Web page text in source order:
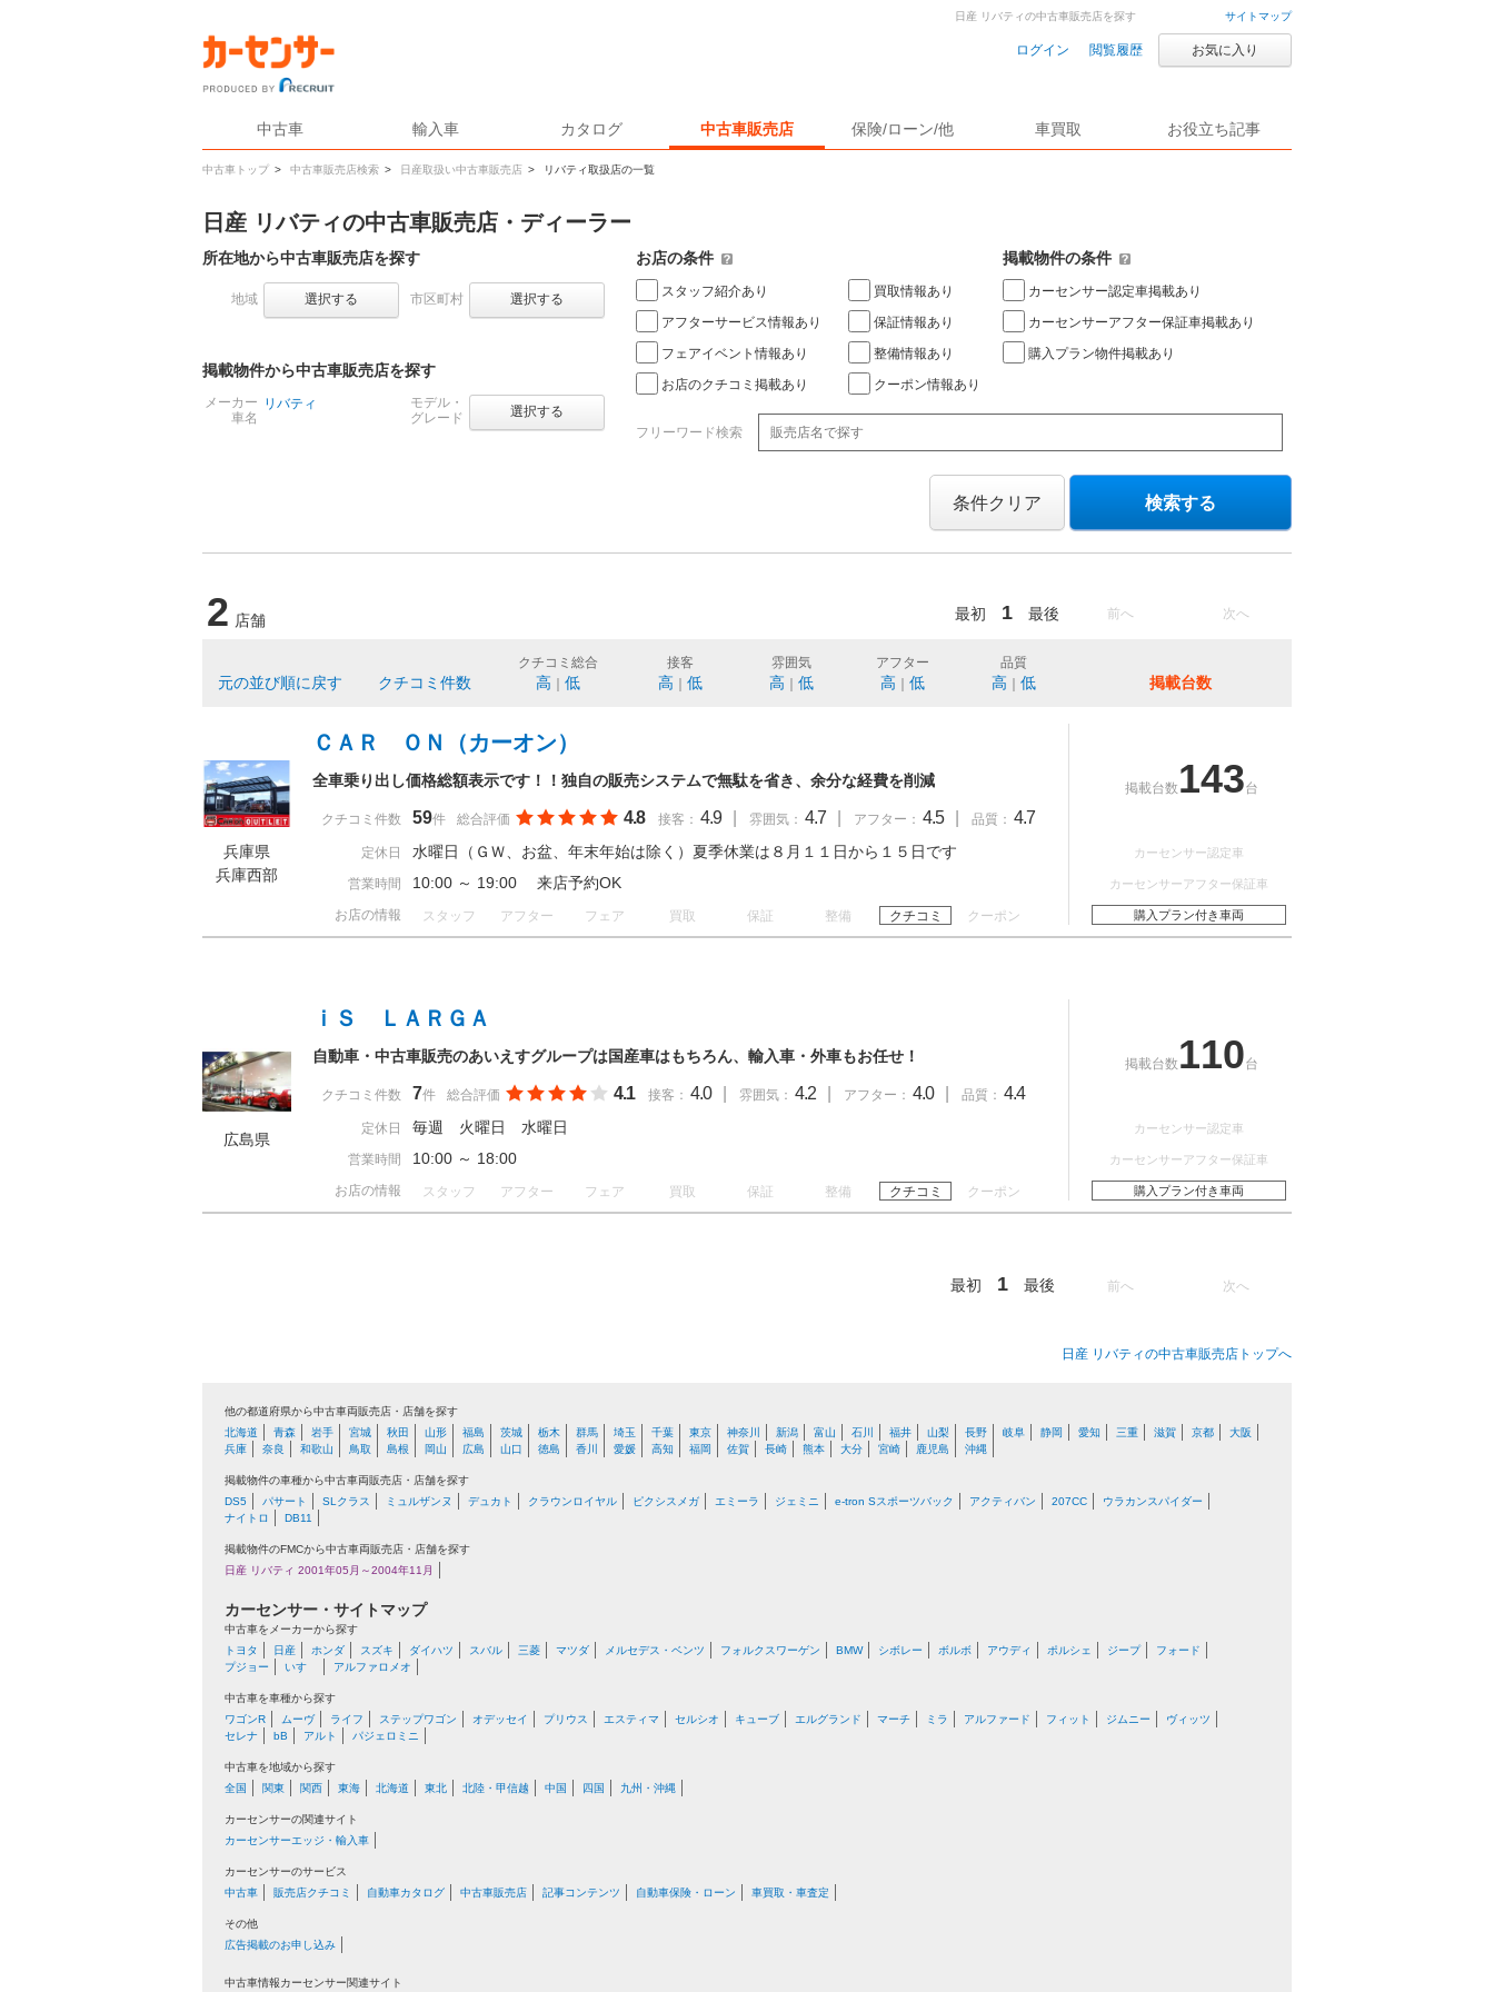
サイトマップ
ログイン 閲覧履歴 お気に入り
中古車 輸入車 カタログ 中古車販売店 保険/ローン/他 車買取 お役立ち記事
中古車トップ > 中古車販売店検索 > 日産取扱い中古車販売店 > リバティ取扱店の一覧
日産 リバティの中古車販売店を探す
日産 リバティの中古車販売店・ディーラー
所在地から中古車販売店を探す
地域 選択する 市区町村 選択する
掲載物件から中古車販売店を探す
メーカー
車名
リバティ
モデル・
グレード
選択する
お店の条件
スタッフ紹介あり
アフターサービス情報あり
フェアイベント情報あり
お店のクチコミ掲載あり
買取情報あり
保証情報あり
整備情報あり
クーポン情報あり
掲載物件の条件
カーセンサー認定車掲載あり
カーセンサーアフター保証車掲載あり
購入プラン物件掲載あり
フリーワード検索
条件クリア 検索する
2 店舗 前へ 次へ
最初 1 最後
元の並び順に戻す クチコミ件数
クチコミ総合
高 低
接客
高 低
雰囲気
高 低
アフター
高 低
品質
高 低 掲載台数
兵庫県
兵庫西部
ＣＡＲ ＯＮ（カーオン）
全車乗り出し価格総額表示です！！独自の販売システムで無駄を省き、余分な経費を削減
クチコミ件数 59件 総合評価 4.8 接客： 4.9 雰囲気： 4.7 アフター： 4.5 品質： 4.7
定休日 水曜日（ＧＷ、お盆、年末年始は除く）夏季休業は８月１１日から１５日です
営業時間 10:00 ～ 19:00 来店予約OK
お店の情報 スタッフ アフター フェア 買取 保証 整備 クチコミ クーポン
掲載台数 143台
カーセンサー認定車
カーセンサーアフター保証車
購入プラン付き車両
広島県
ｉＳ ＬＡＲＧＡ
自動車・中古車販売のあいえすグループは国産車はもちろん、輸入車・外車もお任せ！
クチコミ件数 7件 総合評価 4.1 接客： 4.0 雰囲気： 4.2 アフター： 4.0 品質： 4.4
定休日 毎週 火曜日 水曜日
営業時間 10:00 ～ 18:00
お店の情報 スタッフ アフター フェア 買取 保証 整備 クチコミ クーポン
掲載台数 110台
カーセンサー認定車
カーセンサーアフター保証車
購入プラン付き車両
最初 1 最後 前へ 次へ
日産 リバティの中古車販売店トップへ
他の都道府県から中古車両販売店・店舗を探す
北海道
青森 岩手 宮城 秋田 山形 福島 茨城 栃木 群馬 埼玉 千葉 東京 神奈川 新潟 富山 石川 福井 山梨 長野 岐阜 静岡 愛知 三重 滋賀 京都
大阪
兵庫
奈良 和歌山 鳥取 島根 岡山 広島 山口 徳島 香川 愛媛 高知 福岡 佐賀 長崎 熊本 大分 宮崎 鹿児島 沖縄
掲載物件の車種から中古車両販売店・店舗を探す
DS5
パサート SLクラス ミュルザンヌ デュカト クラウンロイヤル ピクシスメガ エミーラ ジェミニ e-tron Sスポーツバック アクティバン 207CC
ウラカンスパイダー
ナイトロ
DB11
掲載物件のFMCから中古車両販売店・店舗を探す
日産 リバティ 2001年05月～2004年11月
カーセンサー・サイトマップ
中古車をメーカーから探す
トヨタ
日産 ホンダ スズキ ダイハツ スバル 三菱 マツダ メルセデス・ベンツ フォルクスワーゲン BMW シボレー ボルボ アウディ ポルシェ ジープ
フォード
プジョー
いすゞ アルファロメオ
中古車を車種から探す
ワゴンR
ムーヴ ライフ ステップワゴン オデッセイ プリウス エスティマ セルシオ キューブ エルグランド マーチ ミラ アルファード フィット ジムニー
ヴィッツ
セレナ
bB アルト パジェロミニ
中古車を地域から探す
全国
関東 関西 東海 北海道 東北 北陸・甲信越 中国 四国 九州・沖縄
カーセンサーの関連サイト
カーセンサーエッジ・輸入車
カーセンサーのサービス
中古車
販売店クチコミ 自動車カタログ 中古車販売店 記事コンテンツ 自動車保険・ローン 車買取・車査定
その他
広告掲載のお申し込み
中古車情報カーセンサー関連サイト